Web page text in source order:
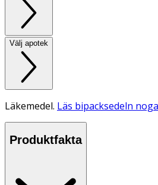
Välj apotek
Läkemedel. Läs bipacksedeln
Produktfakta